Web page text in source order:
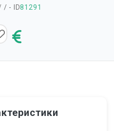
/ - ID81291